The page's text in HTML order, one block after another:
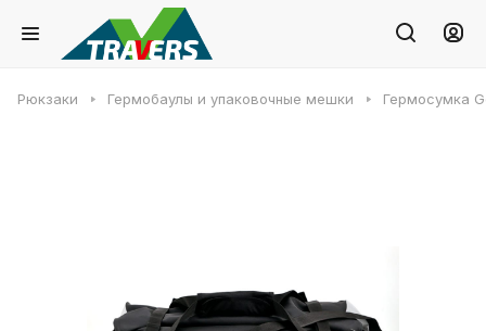
Рюкзаки Гермобаулы и упаковочные мешки Гермосумка